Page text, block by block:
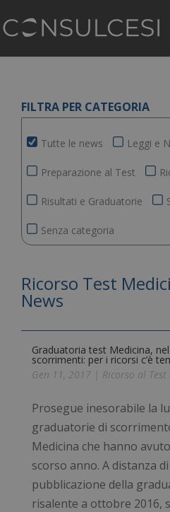
FILTRA PER CATEGORIA
Tutte le news Leggi e
Preparazione al Test
Risultati e Graduatorie
Senza categoria
Ricorso Test
News
Graduatoria test Medicina,
scorrimenti: per i ricorsi c’è
Gen 11, 2017
Ricorso al
Prosegue inesorabile la
graduatorie di
Medicina che hanno
scorso anno. A distanza
pubblicazione della
risalente a ottobre 2016,